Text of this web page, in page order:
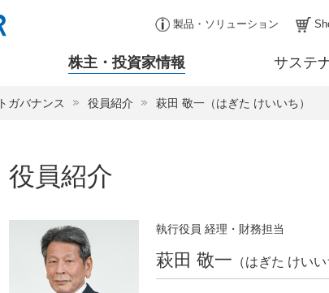
製品・ソリューション
株主・投資家情報 サステ
ガバナンス 役員紹介 萩田 敬一（はぎた けいいち）
役員紹介
執行役員 経理・財務担当
萩田 敬一 （はぎた けいい